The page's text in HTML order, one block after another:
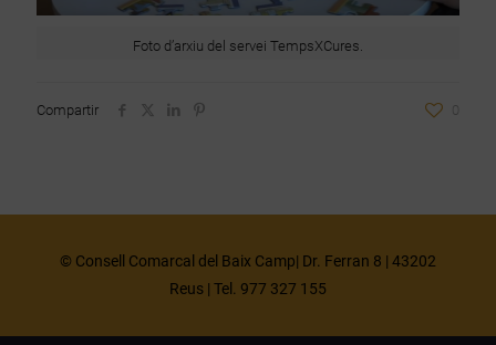
Foto d’arxiu del servei TempsXCures.
Compartir 0
© Consell Comarcal del Baix Camp| Dr. Ferran 8 | 43202
Reus | Tel. 977 327 155